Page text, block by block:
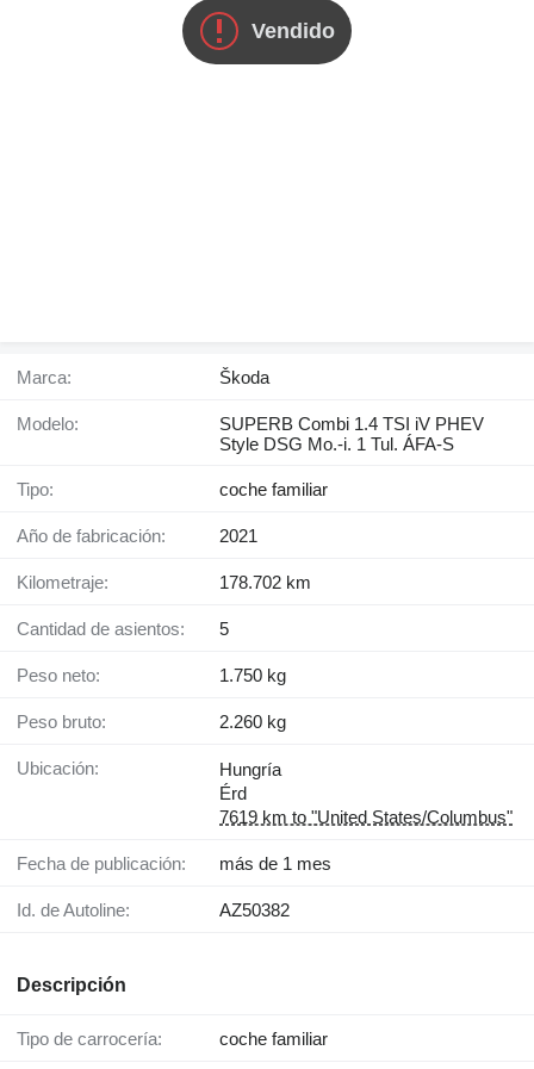
Vendido
Marca: Škoda
Modelo:
SUPERB Combi 1.4 TSI iV PHEV
Style DSG Mo.-i. 1 Tul. ÁFA-S
Tipo: coche familiar
Año de fabricación: 2021
Kilometraje: 178.702 km
Cantidad de asientos: 5
Peso neto: 1.750 kg
Peso bruto: 2.260 kg
Ubicación:
Hungría
Érd
7619 km to "United States/Columbus"
Fecha de publicación: más de 1 mes
Id. de Autoline: AZ50382
Descripción
Tipo de carrocería: coche familiar